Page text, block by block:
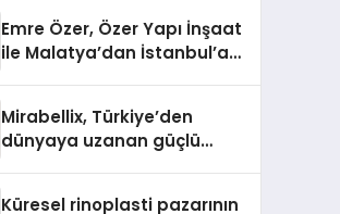
Emre Özer, Özer Yapı İnşaat
ile Malatya’dan İstanbul’a
Mirabellix, Türkiye’den
dünyaya uzanan güçlü
Küresel rinoplasti pazarının